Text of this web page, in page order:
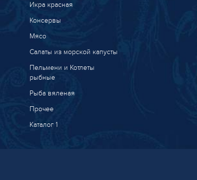
Икра красная
Консервы
Мясо
Салаты из морской капусты
Пельмени и Котлеты
рыбные
Рыба вяленая
Прочее
Каталог 1